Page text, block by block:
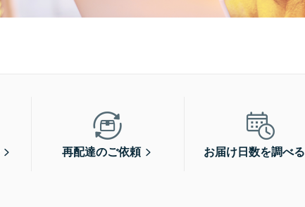
再配達のご依頼 お届け日数を調べる